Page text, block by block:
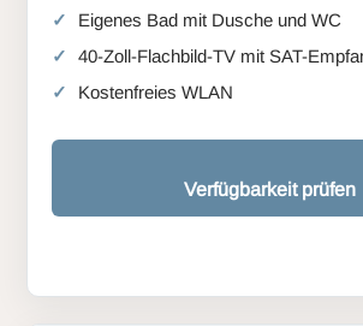
Eigenes Bad mit Dusche und WC
40-Zoll-Flachbild-TV mit SAT-
Kostenfreies WLAN
Verfügbarkeit prüfen